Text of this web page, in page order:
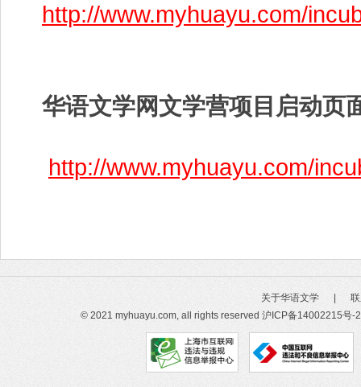
http://www.myhuayu.com/
华语文学网文学营项目启动页
http://www.myhuayu.com/
关于华语文学
© 2021 myhuayu.com, all rights reserved 沪ICP备14002215号-2